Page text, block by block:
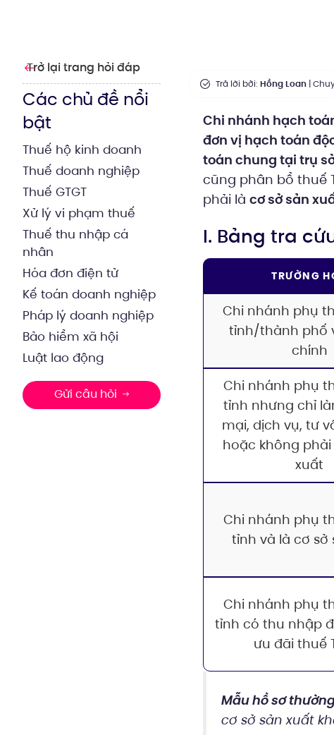
Trở lại trang hỏi đáp
Các chủ đề nổi
bật
Thuế hộ kinh doanh
Thuế doanh nghiệp
Thuế GTGT
Xử lý vi phạm thuế
Thuế thu nhập cá
nhân
Hóa đơn điện tử
Kế toán doanh nghiệp
Pháp lý doanh nghiệp
Bảo hiểm xã hội
Luật lao động
Gửi câu hỏi
Trả lời bởi:Hồng Loan |
Chi nhánh hạch
đơn vị hạch toán
toán chung tại trụ
cũng phân bổ thuế
phải là cơ sở sản
I. Bảng tra
TRƯỜNG
Chi nhánh phụ
tỉnh/thành phố
chính
Chi nhánh phụ
tỉnh nhưng chỉ
mại, dịch vụ, tư
hoặc không phải
xuất
Chi nhánh phụ
tỉnh và là cơ sở
Chi nhánh phụ
tỉnh có thu nhập
ưu đãi thuế
Mẫu hồ sơ
cơ sở sản xuất